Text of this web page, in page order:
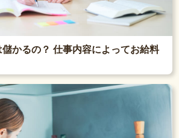
かるの？ 仕事内容によってお給料